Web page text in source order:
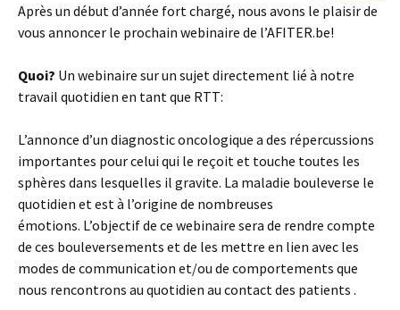
Après un début d’année fort chargé, nous avons le plaisir de
vous annoncer le prochain webinaire de l’AFITER.be!
Quoi? Un webinaire sur un sujet directement lié à notre
travail quotidien en tant que RTT:
L’annonce d’un diagnostic oncologique a des répercussions
importantes pour celui qui le reçoit et touche toutes les
sphères dans lesquelles il gravite. La maladie bouleverse le
quotidien et est à l’origine de nombreuses
émotions. L’objectif de ce webinaire sera de rendre compte
de ces bouleversements et de les mettre en lien avec les
modes de communication et/ou de comportements que
nous rencontrons au quotidien au contact des patients .